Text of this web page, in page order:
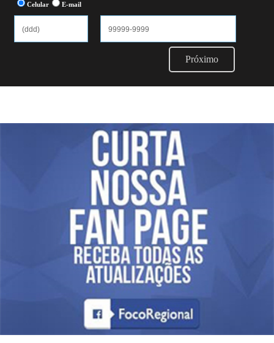
Celular E-mail
Próximo